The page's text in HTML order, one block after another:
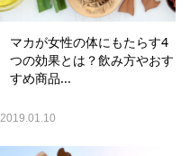
マカが女性の体にもたらす4
つの効果とは？飲み方やおす
すめ商品...
2019.01.10